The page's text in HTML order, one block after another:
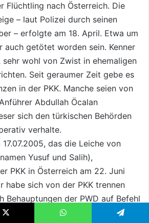
Flüchtling nach Österreich. Die
– laut Polizei durch seinen
– erfolgte am 18. April. Etwa um
auch getötet worden sein. Kenner
sehr wohl von Zwist in ehemaligen
Seit geraumer Zeit gebe es
in der PKK. Manche seien von
Abdullah Öcalan
sich den türkischen Behörden
verhalte.
das die Leiche von
Yusuf und Salih),
PKK in Österreich am 22. Juni
habe sich von der PKK trennen
Behauptungen der PWD auf Befehl
Murat Karayilan und Cemil Bayik